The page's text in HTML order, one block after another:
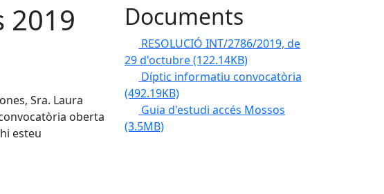
2019
Sra. Laura
oberta
esteu
Documents
RESOLUCIÓ INT/2786/2019, de
29 d'octubre(122.14KB)
Díptic informatiu convocatòria
(492.19KB)
Guia d'estudi accés Mossos
(3.5MB)